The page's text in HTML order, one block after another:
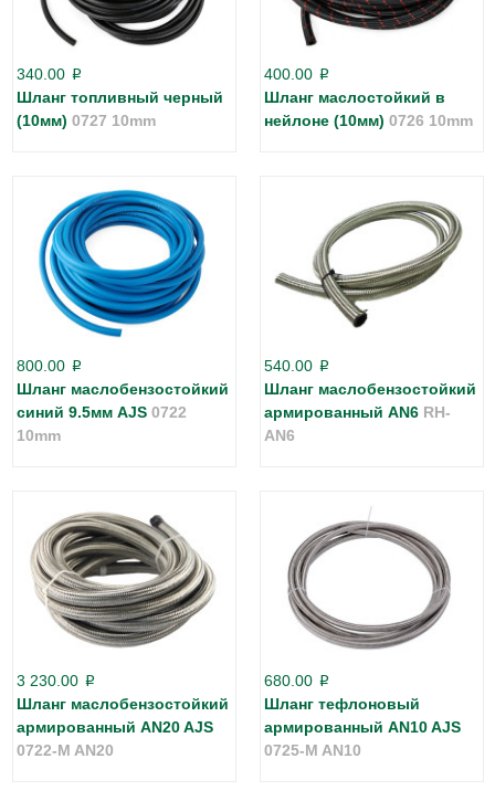
340.00 p
Шланг топливный черный
(10мм) 0727 10mm
400.00 p
Шланг маслостойкий в
нейлоне (10мм) 0726 10mm
800.00 p
Шланг маслобензостойкий
синий 9.5мм AJS 0722
10mm
540.00 p
Шланг маслобензостойкий
армированный AN6 RH-
AN6
3 230.00 p
Шланг маслобензостойкий
армированный AN20 AJS
0722-M AN20
680.00 p
Шланг тефлоновый
армированный AN10 AJS
0725-M AN10